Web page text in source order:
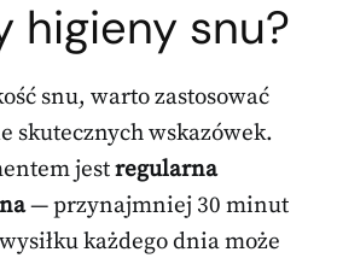
higieny snu?
snu, warto zastosować
skutecznych wskazówek.
jestregularna
— przynajmniej 30 minut
każdego dnia może